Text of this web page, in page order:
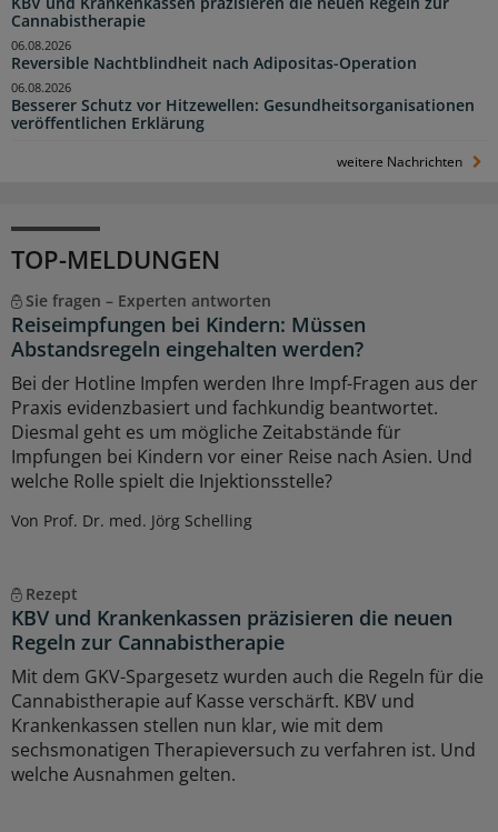
Cannabistherapie
Reversible Nachtblindheit nach Adipositas-Operation
06.08.2026
Besserer Schutz vor Hitzewellen: Gesundheitsorganisationen
veröffentlichen Erklärung
06.08.2026
weitere Nachrichten
TOP-MELDUNGEN
Sie fragen – Experten antworten
Reiseimpfungen bei Kindern: Müssen
Abstandsregeln eingehalten werden?
Bei der Hotline Impfen werden Ihre Impf-Fragen aus der
Praxis evidenzbasiert und fachkundig beantwortet.
Diesmal geht es um mögliche Zeitabstände für
Impfungen bei Kindern vor einer Reise nach Asien. Und
welche Rolle spielt die Injektionsstelle?
Von Prof. Dr. med. Jörg Schelling
Rezept
KBV und Krankenkassen präzisieren die neuen
Regeln zur Cannabistherapie
Mit dem GKV-Spargesetz wurden auch die Regeln für die
Cannabistherapie auf Kasse verschärft. KBV und
Krankenkassen stellen nun klar, wie mit dem
sechsmonatigen Therapieversuch zu verfahren ist. Und
welche Ausnahmen gelten.